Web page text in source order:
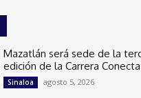
Mazatlán será sede de la
edición de la Carrera
Sinaloa agosto 5, 2026